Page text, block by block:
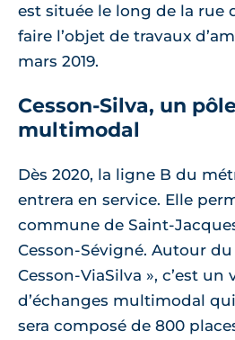
est située le long de la rue
faire l’objet de travaux
mars 2019.
Cesson-Silva, un
multimodal
Dès 2020, la ligne B du
entrera en service. Elle
commune de Saint-
Cesson-Sévigné. Autour
Cesson-ViaSilva », c’est
d’échanges multimodal
sera composé de 800